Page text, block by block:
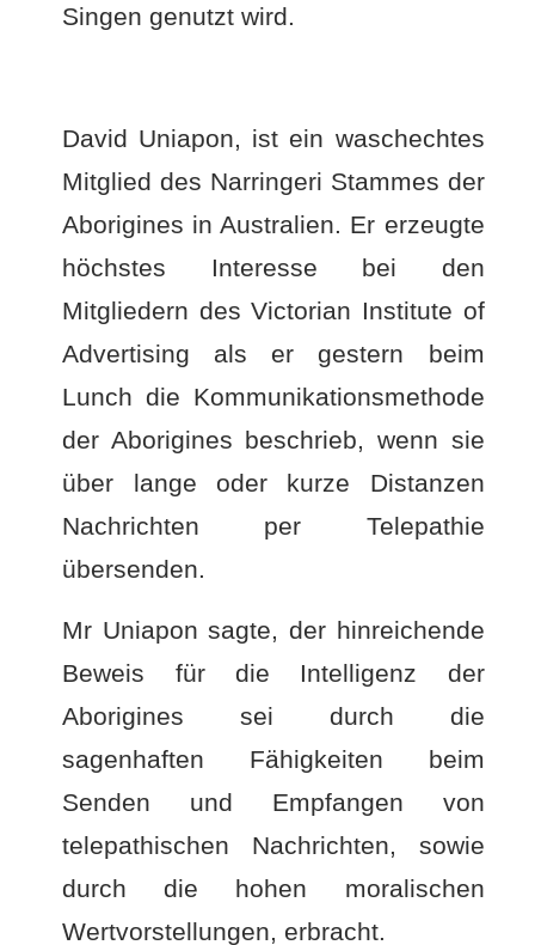
Singen genutzt wird.
David Uniapon, ist ein waschechtes
Mitglied des Narringeri Stammes der
Aborigines in Australien. Er erzeugte
höchstes Interesse bei den
Mitgliedern des Victorian Institute of
Advertising als er gestern beim
Lunch die Kommunikationsmethode
der Aborigines beschrieb, wenn sie
über lange oder kurze Distanzen
Nachrichten per Telepathie
übersenden.
Mr Uniapon sagte, der hinreichende
Beweis für die Intelligenz der
Aborigines sei durch die
sagenhaften Fähigkeiten beim
Senden und Empfangen von
telepathischen Nachrichten, sowie
durch die hohen moralischen
Wertvorstellungen, erbracht.